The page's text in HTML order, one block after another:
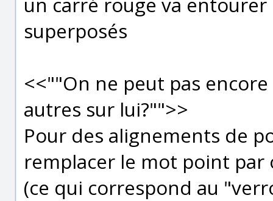
superposés
<<""On ne peut pas
autres sur lui?"">>
Pour des alignements de
remplacer le mot point par
(ce qui correspond au